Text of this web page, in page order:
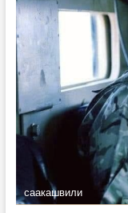
саакашвили